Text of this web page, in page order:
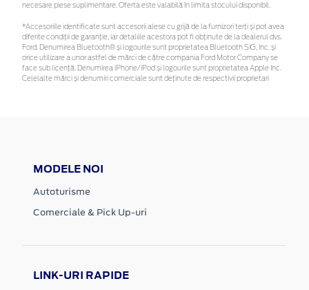
necesare piese suplimentare. Oferta este valabilă în limita stocului disponibil.
*Accesoriile identificate sunt accesorii alese cu grijă de la furnizori terți și pot avea
diferite condiții de garanție, iar detaliile acestora pot fi obținute de la dealerul dvs.
Ford. Denumirea Bluetooth® și logourile sunt proprietatea Bluetooth SIG, Inc. și
orice utilizare a unor astfel de mărci de către compania Ford Motor Company se
face sub licență. Denumirea iPhone/iPod și logourile sunt proprietatea Apple Inc.
Celelalte mărci și denumiri comerciale sunt deținute de respectivii proprietari
MODELE NOI
Autoturisme
Comerciale & Pick Up-uri
LINK-URI RAPIDE